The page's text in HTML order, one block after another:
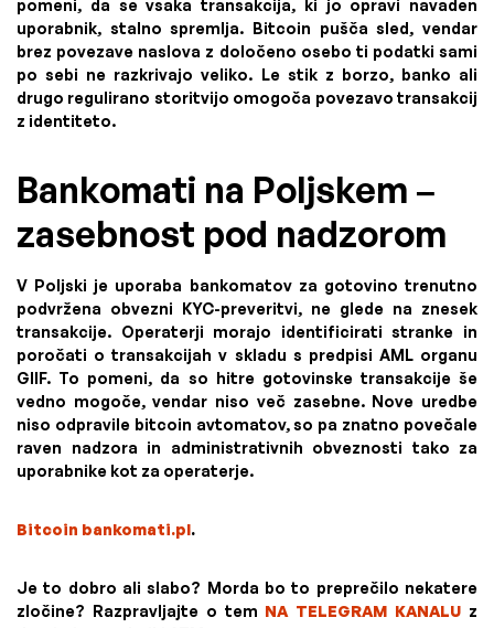
pomeni, da se vsaka transakcija, ki jo opravi navaden
uporabnik, stalno spremlja. Bitcoin pušča sled, vendar
brez povezave naslova z določeno osebo ti podatki sami
po sebi ne razkrivajo veliko. Le stik z borzo, banko ali
drugo regulirano storitvijo omogoča povezavo transakcij
z identiteto.
Bankomati na Poljskem –
zasebnost pod nadzorom
V Poljski je uporaba bankomatov za gotovino trenutno
podvržena obvezni KYC-preveritvi, ne glede na znesek
transakcije. Operaterji morajo identificirati stranke in
poročati o transakcijah v skladu s predpisi AML organu
GIIF. To pomeni, da so hitre gotovinske transakcije še
vedno mogoče, vendar niso več zasebne. Nove uredbe
niso odpravile bitcoin avtomatov, so pa znatno povečale
raven nadzora in administrativnih obveznosti tako za
uporabnike kot za operaterje.
Bitcoin bankomati.pl.
Je to dobro ali slabo? Morda bo to preprečilo nekatere
zločine? Razpravljajte o tem NA TELEGRAM KANALU z